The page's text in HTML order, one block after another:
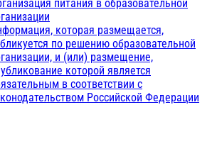
питания в образовательной
которая размещается,
по решению образовательной
и (или) размещение,
которой является
в соответствии с
Российской Федерации